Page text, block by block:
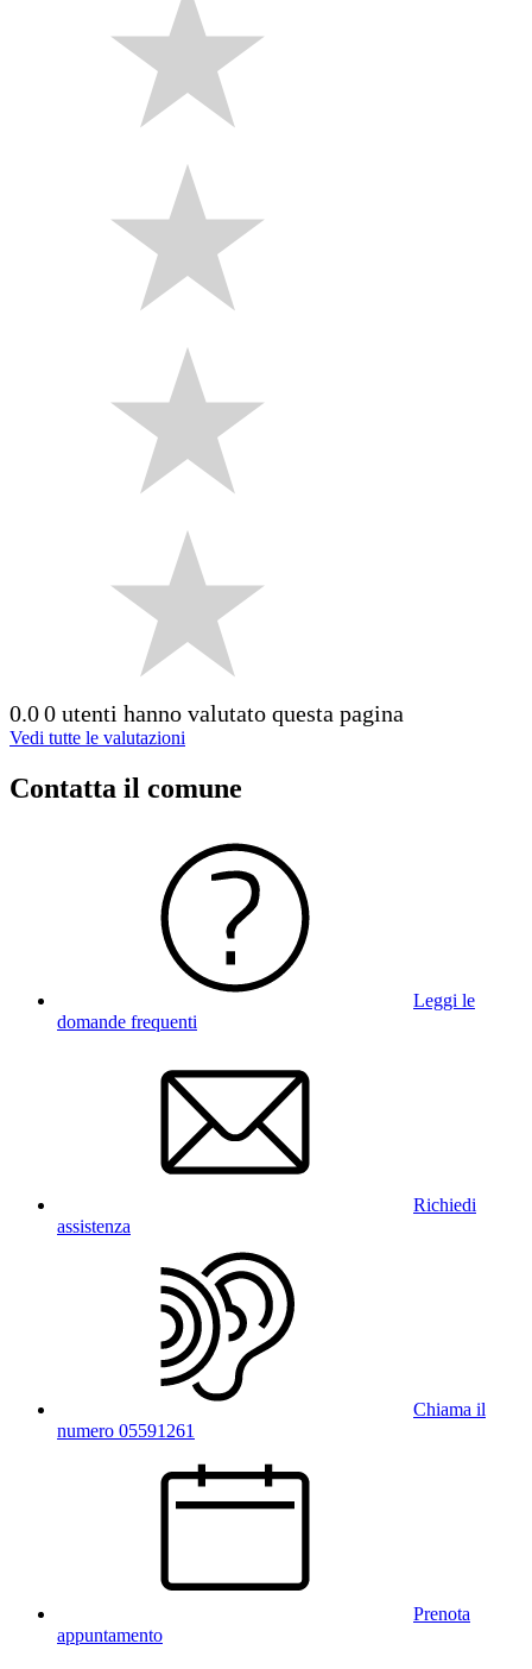
0.00 utenti hanno valutato questa pagina
Vedi tutte le valutazioni
Contatta il comune
Leggi le
domande frequenti
Richiedi
assistenza
Chiama il
numero 05591261
Prenota
appuntamento